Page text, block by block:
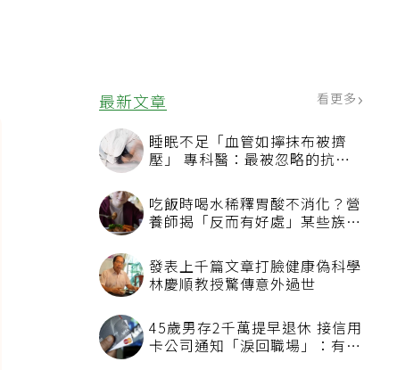
最新文章 看更多
睡眠不足「血管如擰抹布被擠
壓」 專科醫：最被忽略的抗老
吃飯時喝水稀釋胃酸不消化？營
養師揭「反而有好處」某些族群
發表上千篇文章打臉健康偽科學
林慶順教授驚傳意外過世
45歲男存2千萬提早退休 接信用
卡公司通知「淚回職場」：有錢